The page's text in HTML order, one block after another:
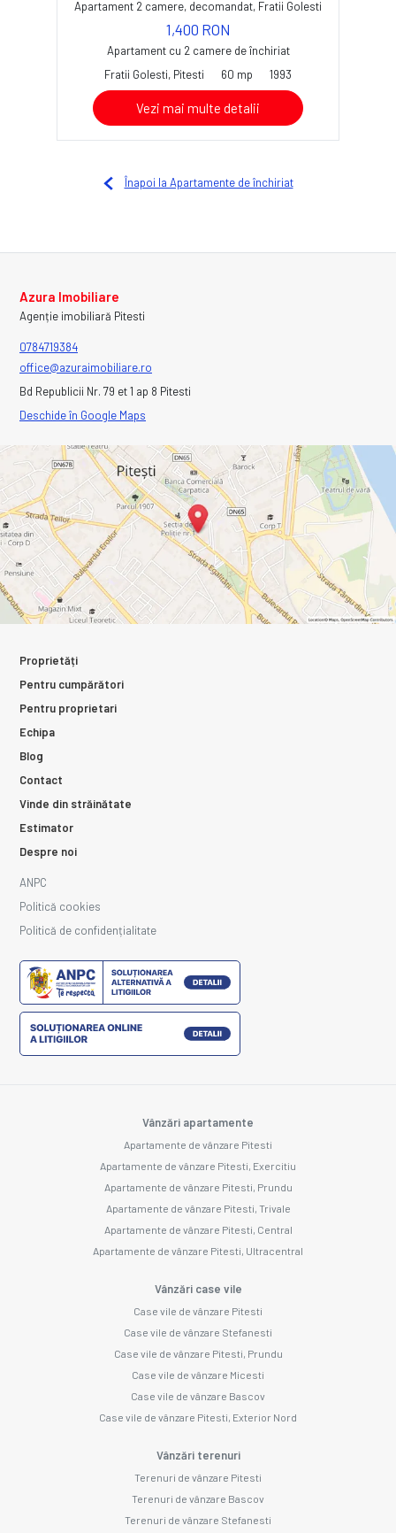
Apartament 2 camere, decomandat, Fratii Golesti
1,400 RON
Apartament cu 2 camere de închiriat
Fratii Golesti, Pitesti
60 mp 1993
Vezi mai multe detalii
Înapoi la Apartamente de închiriat
Azura Imobiliare
Agenție imobiliară Pitesti
0784719384
office@azuraimobiliare.ro
Bd Republicii Nr. 79 et 1 ap 8 Pitesti
Deschide în Google Maps
Proprietăți
Pentru cumpărători
Pentru proprietari
Echipa
Blog
Contact
Vinde din străinătate
Estimator
Despre noi
ANPC
Politică cookies
Politică de confidențialitate
Vânzări apartamente
Apartamente de vânzare Pitesti
Apartamente de vânzare Pitesti, Exercitiu
Apartamente de vânzare Pitesti, Prundu
Apartamente de vânzare Pitesti, Trivale
Apartamente de vânzare Pitesti, Central
Apartamente de vânzare Pitesti, Ultracentral
Vânzări case vile
Case vile de vânzare Pitesti
Case vile de vânzare Stefanesti
Case vile de vânzare Pitesti, Prundu
Case vile de vânzare Micesti
Case vile de vânzare Bascov
Case vile de vânzare Pitesti, Exterior Nord
Vânzări terenuri
Terenuri de vânzare Pitesti
Terenuri de vânzare Bascov
Terenuri de vânzare Stefanesti